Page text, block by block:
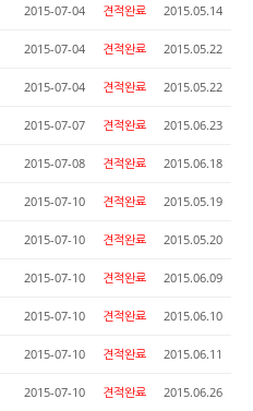
2015-07-04 견적완료 2015.05.14
2015-07-04 견적완료 2015.05.22
2015-07-04 견적완료 2015.05.22
2015-07-07 견적완료 2015.06.23
2015-07-08 견적완료 2015.06.18
2015-07-10 견적완료 2015.05.19
2015-07-10 견적완료 2015.05.20
2015-07-10 견적완료 2015.06.09
2015-07-10 견적완료 2015.06.10
2015-07-10 견적완료 2015.06.11
2015-07-10 견적완료 2015.06.26